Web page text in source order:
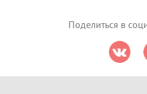
Поделиться в